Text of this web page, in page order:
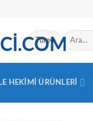
Ara:
HEKIMI ÜRÜNLERI